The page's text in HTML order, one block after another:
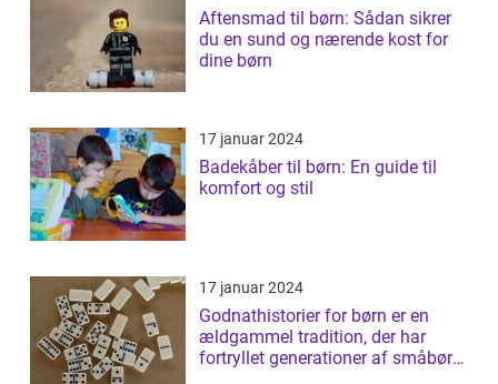
Aftensmad til børn: Sådan sikrer
du en sund og nærende kost for
dine børn
17 januar 2024
Badekåber til børn: En guide til
komfort og stil
17 januar 2024
Godnathistorier for børn er en
ældgammel tradition, der har
fortryllet generationer af småbørn